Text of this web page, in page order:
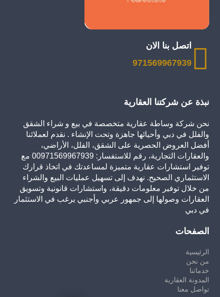
اتصل بنا الان
971569967939
نبذة عن شركتنا العقارية
نحن شركة وساطة عقارية متخصصة في بيع و شراء الشقق
والفلل في دبي وأحيائها جاهزة وتحت الإنشاء . نقدم لعملائنا
أفضل العروض الحصرية على الشقق، الفلل، الأراضي،
والعقارات التجارية، رقم للاستفسار: 00971569967939 مع
توفير استشارات عقارية متميزة لمساعدتك في اتخاذ قرارك
الاستثماري الصحيح. نهدف إلى تسهيل عمليات البيع والشراء
من خلال توفير معلومات دقيقة، واستشارات قانونية وتسويق
العقارات وصولها إلى جمهور عربي وأجنبي يرغب في الاستثمار
في دبي
الصفحات
الرئيسية
من نحن
خدماتنا
المدونة العقارية
تواصل معنا